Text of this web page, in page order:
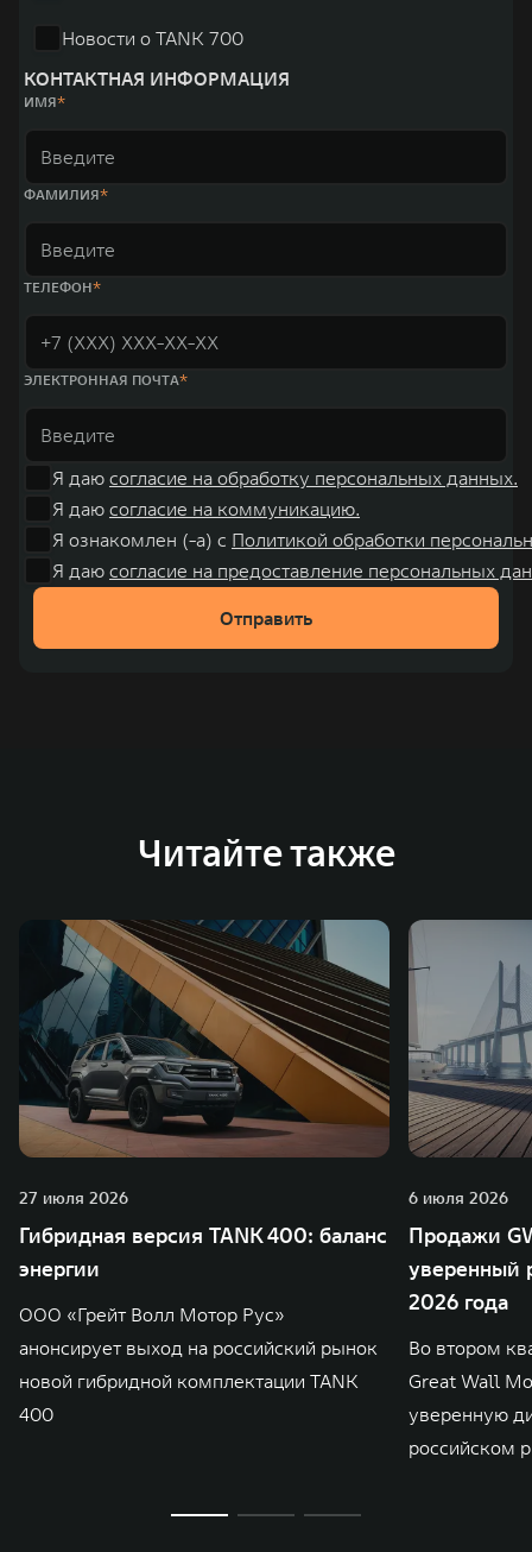
Новости о TANK 700
КОНТАКТНАЯ ИНФОРМАЦИЯ
ИМЯ
ФАМИЛИЯ
ТЕЛЕФОН
ЭЛЕКТРОННАЯ ПОЧТА
Я даю согласие на обработку персональных данных.
Я даю согласие на коммуникацию.
Я ознакомлен (-а) с Политикой обработки
Я даю согласие на предоставление персональных
Отправить
Читайте также
27 июля 2026
Гибридная версия TANK 400: баланс
энергии
ООО «Грейт Волл Мотор Рус»
анонсирует выход на российский рынок
новой гибридной комплектации TANK
400
6 июля 2026
Продажи
уверенный
2026 года
Во втором
Great Wall
уверенную
российском